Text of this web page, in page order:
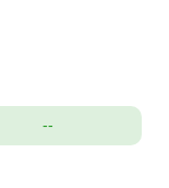
--